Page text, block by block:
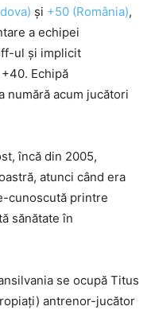
și +50 (România),
a echipei
ul și implicit
Echipă
numără acum jucători
încă din 2005,
atunci când era
cunoscută printre
sănătate în
se ocupă Titus
antrenor-jucător